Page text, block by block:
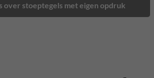
over stoeptegels met eigen opdruk